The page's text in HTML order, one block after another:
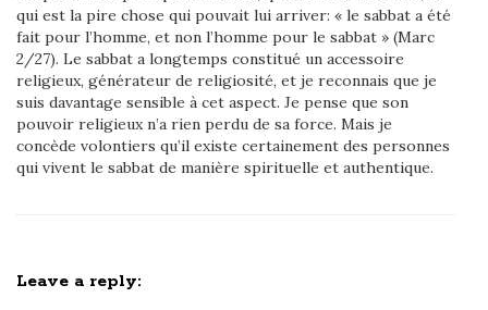
qui est la pire chose qui pouvait lui arriver: « le sabbat a été
fait pour l’homme, et non l’homme pour le sabbat » (Marc
2/27). Le sabbat a longtemps constitué un accessoire
religieux, générateur de religiosité, et je reconnais que je
suis davantage sensible à cet aspect. Je pense que son
pouvoir religieux n’a rien perdu de sa force. Mais je
concède volontiers qu’il existe certainement des personnes
qui vivent le sabbat de manière spirituelle et authentique.
Leave a reply: